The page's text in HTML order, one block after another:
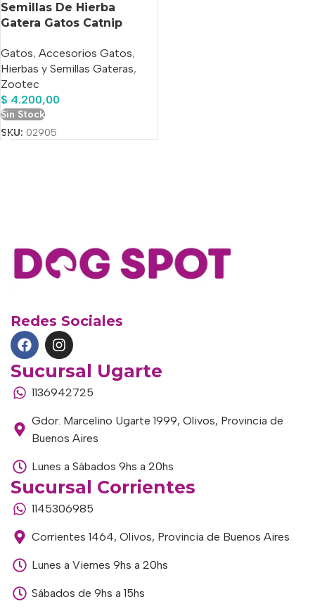
Semillas De Hierba
Gatera Gatos Catnip
Gatos, Accesorios Gatos,
Hierbas y Semillas Gateras,
Zootec
$ 4.200,00
Sin Stock
SKU: 02905
Redes Sociales
Sucursal Ugarte
1136942725
Gdor. Marcelino Ugarte 1999, Olivos, Provincia de
Buenos Aires
Lunes a Sábados 9hs a 20hs
Sucursal Corrientes
1145306985
Corrientes 1464, Olivos, Provincia de Buenos Aires
Lunes a Viernes 9hs a 20hs
Sábados de 9hs a 15hs